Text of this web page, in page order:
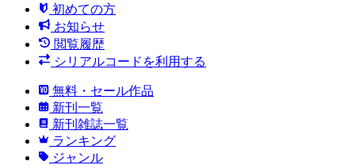
初めての方
お知らせ
閲覧履歴
シリアルコードを利用する
無料・セール作品
新刊一覧
新刊雑誌一覧
ランキング
ジャンル